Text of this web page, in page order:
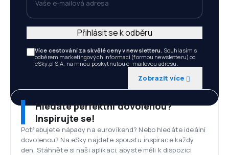
Více cestování za skvělé ceny v newsletteru. Souhlasím s
odběrem marketingových informací (formou newsletteru) od
eSky.pl S.A. na mnou poskytnutou e-mailovou adresu.
Zobrazit více
Přihlásit se k odběru
Hledáte perfektní dovolenou?
Inspirujte se!
Potřebujete nápady na eurovíkend? Nebo hledáte ideální
dovolenou? Na eSky najdete spoustu inspirace každý
den. Stáhněte si naši aplikaci, abyste měli k dispozici